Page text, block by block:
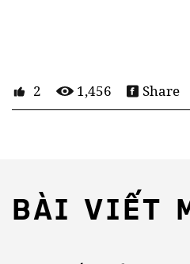
2 1,456 Share
BÀI VIẾT